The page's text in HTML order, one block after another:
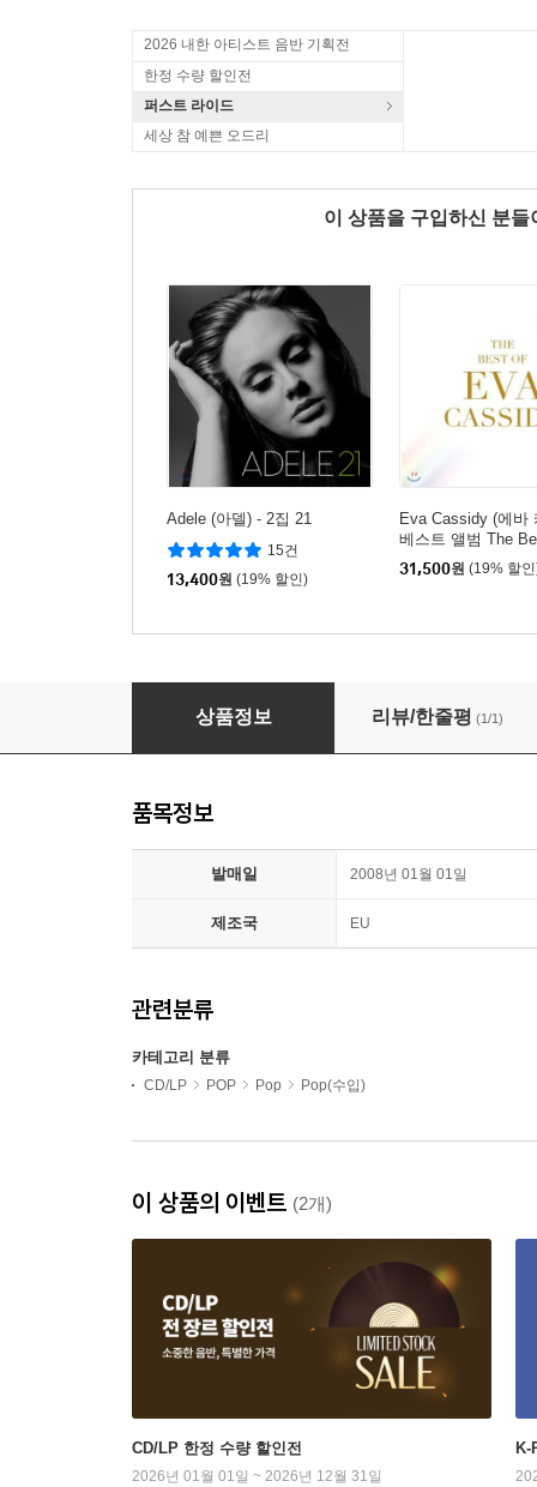
2026 내한 아티스트 음반 기획전
한정 수량 할인전
퍼스트 라이드
세상 참 예쁜 오드리
이 상품을 구입하신 분
Adele (아델) - 2집 21
15건
13,400원 (19% 할인)
Eva Cassidy (에바
베스트 앨범 The
31,500원 (19% 할
Alan Parsons Project (알란 파슨스 프로젝트
상품정보 리뷰/한줄평 (1/1)
품목정보
발매일 2008년 01월 01일
제조국 EU
관련분류
카테고리 분류
CD/LP POP Pop Pop(수입)
이 상품의 이벤트 (2개)
CD/LP 한정 수량 할인전
2026년 01월 01일 ~ 2026년 12월 31일
K-